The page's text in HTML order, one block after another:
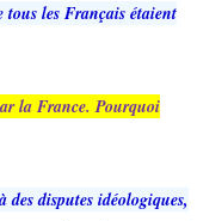
tous les Français étaient
la France. Pourquoi
disputes idéologiques,